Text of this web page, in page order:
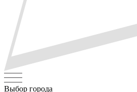
Выбор города